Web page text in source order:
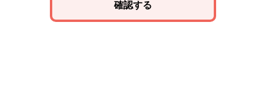
確認する